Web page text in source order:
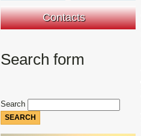
Contacts
Search form
Search